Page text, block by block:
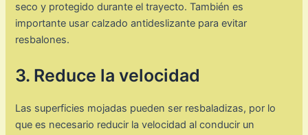
seco y protegido durante el trayecto. También es
importante usar calzado antideslizante para evitar
resbalones.
3. Reduce la velocidad
Las superficies mojadas pueden ser resbaladizas, por lo
que es necesario reducir la velocidad al conducir un